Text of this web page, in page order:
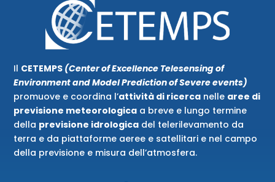
Il CETEMPS (Center of Excellence Telesensing of
Environment and Model Prediction of Severe events)
promuove e coordina l’attività di ricerca nelle aree di
previsione meteorologica a breve e lungo termine
della previsione idrologica del telerilevamento da
terra e da piattaforme aeree e satellitari e nel campo
della previsione e misura dell’atmosfera.